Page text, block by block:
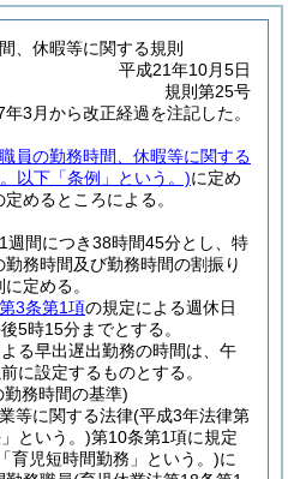
、休暇等に関する規則
平成21年10月5日
規則第25号
3月から改正経過を注記した。
員の勤務時間、休暇等に関する
以下「条例」という。)に定め
めるところによる。
週間につき38時間45分とし、特
務時間及び勤務時間の割振り
定める。
3条第1項の規定による週休日
5時15分までとする。
る早出遅出勤務の時間は、午
に設定するものとする。
務時間の基準)
等に関する法律(平成3年法律第
という。)第10条第1項に規定
育児短時間勤務」という。)に